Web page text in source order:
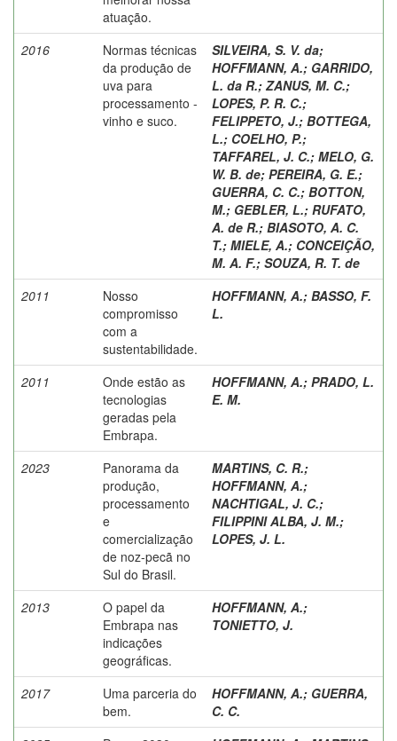
atuação.
2016
Normas técnicas
da produção de
uva para
processamento -
vinho e suco.
SILVEIRA, S. V. da;
HOFFMANN, A.; GARRIDO,
L. da R.; ZANUS, M. C.;
LOPES, P. R. C.;
FELIPPETO, J.; BOTTEGA,
L.; COELHO, P.;
TAFFAREL, J. C.; MELO, G.
W. B. de; PEREIRA, G. E.;
GUERRA, C. C.; BOTTON,
M.; GEBLER, L.; RUFATO,
A. de R.; BIASOTO, A. C.
T.; MIELE, A.; CONCEIÇÃO,
M. A. F.; SOUZA, R. T. de
2011
Nosso
compromisso
com a
sustentabilidade.
HOFFMANN, A.; BASSO, F.
L.
2011
Onde estão as
tecnologias
geradas pela
Embrapa.
HOFFMANN, A.; PRADO, L.
E. M.
2023
Panorama da
produção,
processamento
e
comercialização
de noz-pecã no
Sul do Brasil.
MARTINS, C. R.;
HOFFMANN, A.;
NACHTIGAL, J. C.;
FILIPPINI ALBA, J. M.;
LOPES, J. L.
2013
O papel da
Embrapa nas
indicações
geográficas.
HOFFMANN, A.;
TONIETTO, J.
2017
Uma parceria do
bem.
HOFFMANN, A.; GUERRA,
C. C.